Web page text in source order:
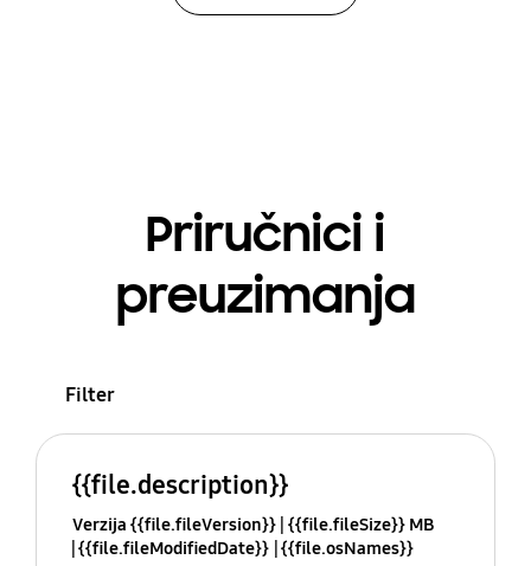
Priručnici i
preuzimanja
Filter
{{file.description}}
Verzija {{file.fileVersion}} {{file.fileSize}} MB
{{file.fileModifiedDate}} {{file.osNames}}